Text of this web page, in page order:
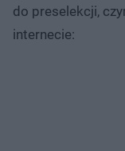
do preselekcji,
internecie: